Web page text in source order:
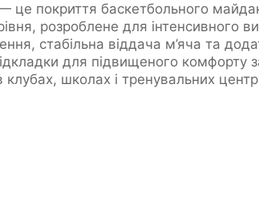
це покриття баскетбольного
розроблене для інтенсивного
стабільна віддача м’яча та
для підвищеного комфорту
клубах, школах і тренувальних